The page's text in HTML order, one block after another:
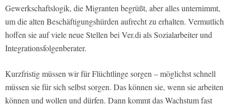
Gewerkschaftslogik, die Migranten begrüßt, aber alles unternimmt,
um die alten Beschäftigungshürden aufrecht zu erhalten. Vermutlich
hoffen sie auf viele neue Stellen bei Ver.di als Sozialarbeiter und
Integrationsfolgenberater.
Kurzfristig müssen wir für Flüchtlinge sorgen – möglichst schnell
müssen sie für sich selbst sorgen. Das können sie, wenn sie arbeiten
können und wollen und dürfen. Dann kommt das Wachstum fast